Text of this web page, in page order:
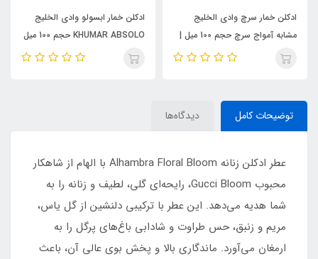
ادکلن خمار سرچ وادی الخلیج
مشابه آمواج سرچ حجم 100 میل |
KHUMAR Search Eau de
ادکلن خمار ابسولو وادی الخلیج
KHUMAR ABSOLO حجم 100 میل
| مشابه اورجینال ایو سن لورن مای
توضیحات کامل دیدگاه‌ها
عطر ادکلن زنانه Alhambra Floral Bloom با الهام از شاهکار
محبوب Gucci Bloom، رایحه‌ای گلی، لطیف و زنانه را به
شما هدیه می‌دهد. این عطر با ترکیبی دلنشین از گل یاس،
مریم و زنبق، حس طراوت و شادابی باغ‌های پرگل را به
ارمغان می‌آورد. ماندگاری بالا و پخش بوی عالی آن، باعث